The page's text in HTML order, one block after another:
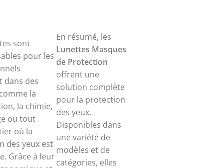
sont
pour les
dans des
la
la chimie,
ou tout
où la
des yeux est
Grâce à leur
En résumé, les
Lunettes Masques
de Protection
offrent une
solution complète
pour la protection
des yeux.
Disponibles dans
une variété de
modèles et de
catégories, elles